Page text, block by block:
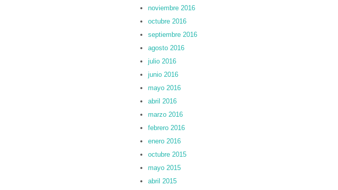
noviembre 2016
octubre 2016
septiembre 2016
agosto 2016
julio 2016
junio 2016
mayo 2016
abril 2016
marzo 2016
febrero 2016
enero 2016
octubre 2015
mayo 2015
abril 2015